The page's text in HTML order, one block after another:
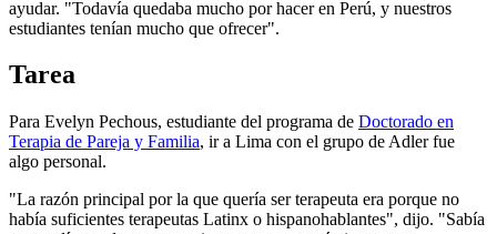
ayudar. "Todavía quedaba mucho por hacer en Perú, y nuestros
estudiantes tenían mucho que ofrecer".
Tarea
Para Evelyn Pechous, estudiante del programa de Doctorado en
Terapia de Pareja y Familia, ir a Lima con el grupo de Adler fue
algo personal.
"La razón principal por la que quería ser terapeuta era porque no
había suficientes terapeutas Latinx o hispanohablantes", dijo. "Sabía